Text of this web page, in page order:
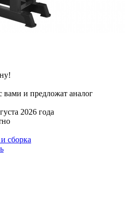
и предложат аналог
2026 года
сборка